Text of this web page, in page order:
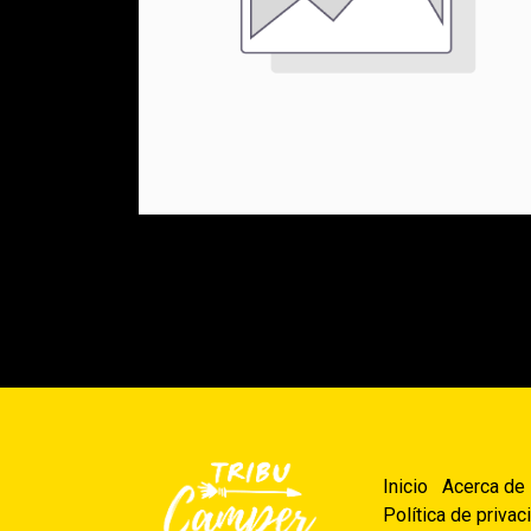
Inicio Acerca de
Política de